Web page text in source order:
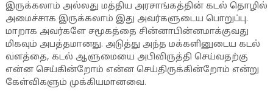
இருக்கலாம் அல்லது மத்திய அரசாங்கத்தின் கடல் தொழில்
அமைச்சாக இருக்கலாம் இது அவர்களுடைய பொறுப்பு.
மாறாக அவர்களே சமூகத்தை சின்னாபின்னமாக்குவது
மிகவும் அபத்தமானது. அடுத்து அந்த மக்களினுடைய கடல்
வளத்தை, கடல் ஆளுமையை அபிவிருத்தி செய்வதற்கு
என்ன செய்கின்றோம் என்ன செய்திருக்கின்றோம் என்று
கேள்விகளும் முக்கியமானவை.